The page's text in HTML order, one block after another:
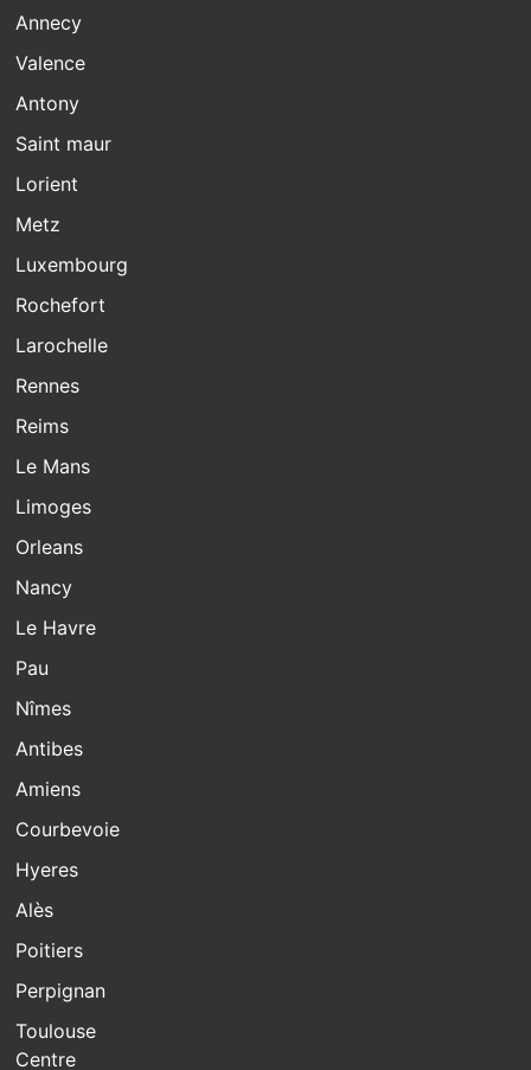
Annecy
Valence
Antony
Saint maur
Lorient
Metz
Luxembourg
Rochefort
Larochelle
Rennes
Reims
Le Mans
Limoges
Orleans
Nancy
Le Havre
Pau
Nîmes
Antibes
Amiens
Courbevoie
Hyeres
Alès
Poitiers
Perpignan
Toulouse
Centre